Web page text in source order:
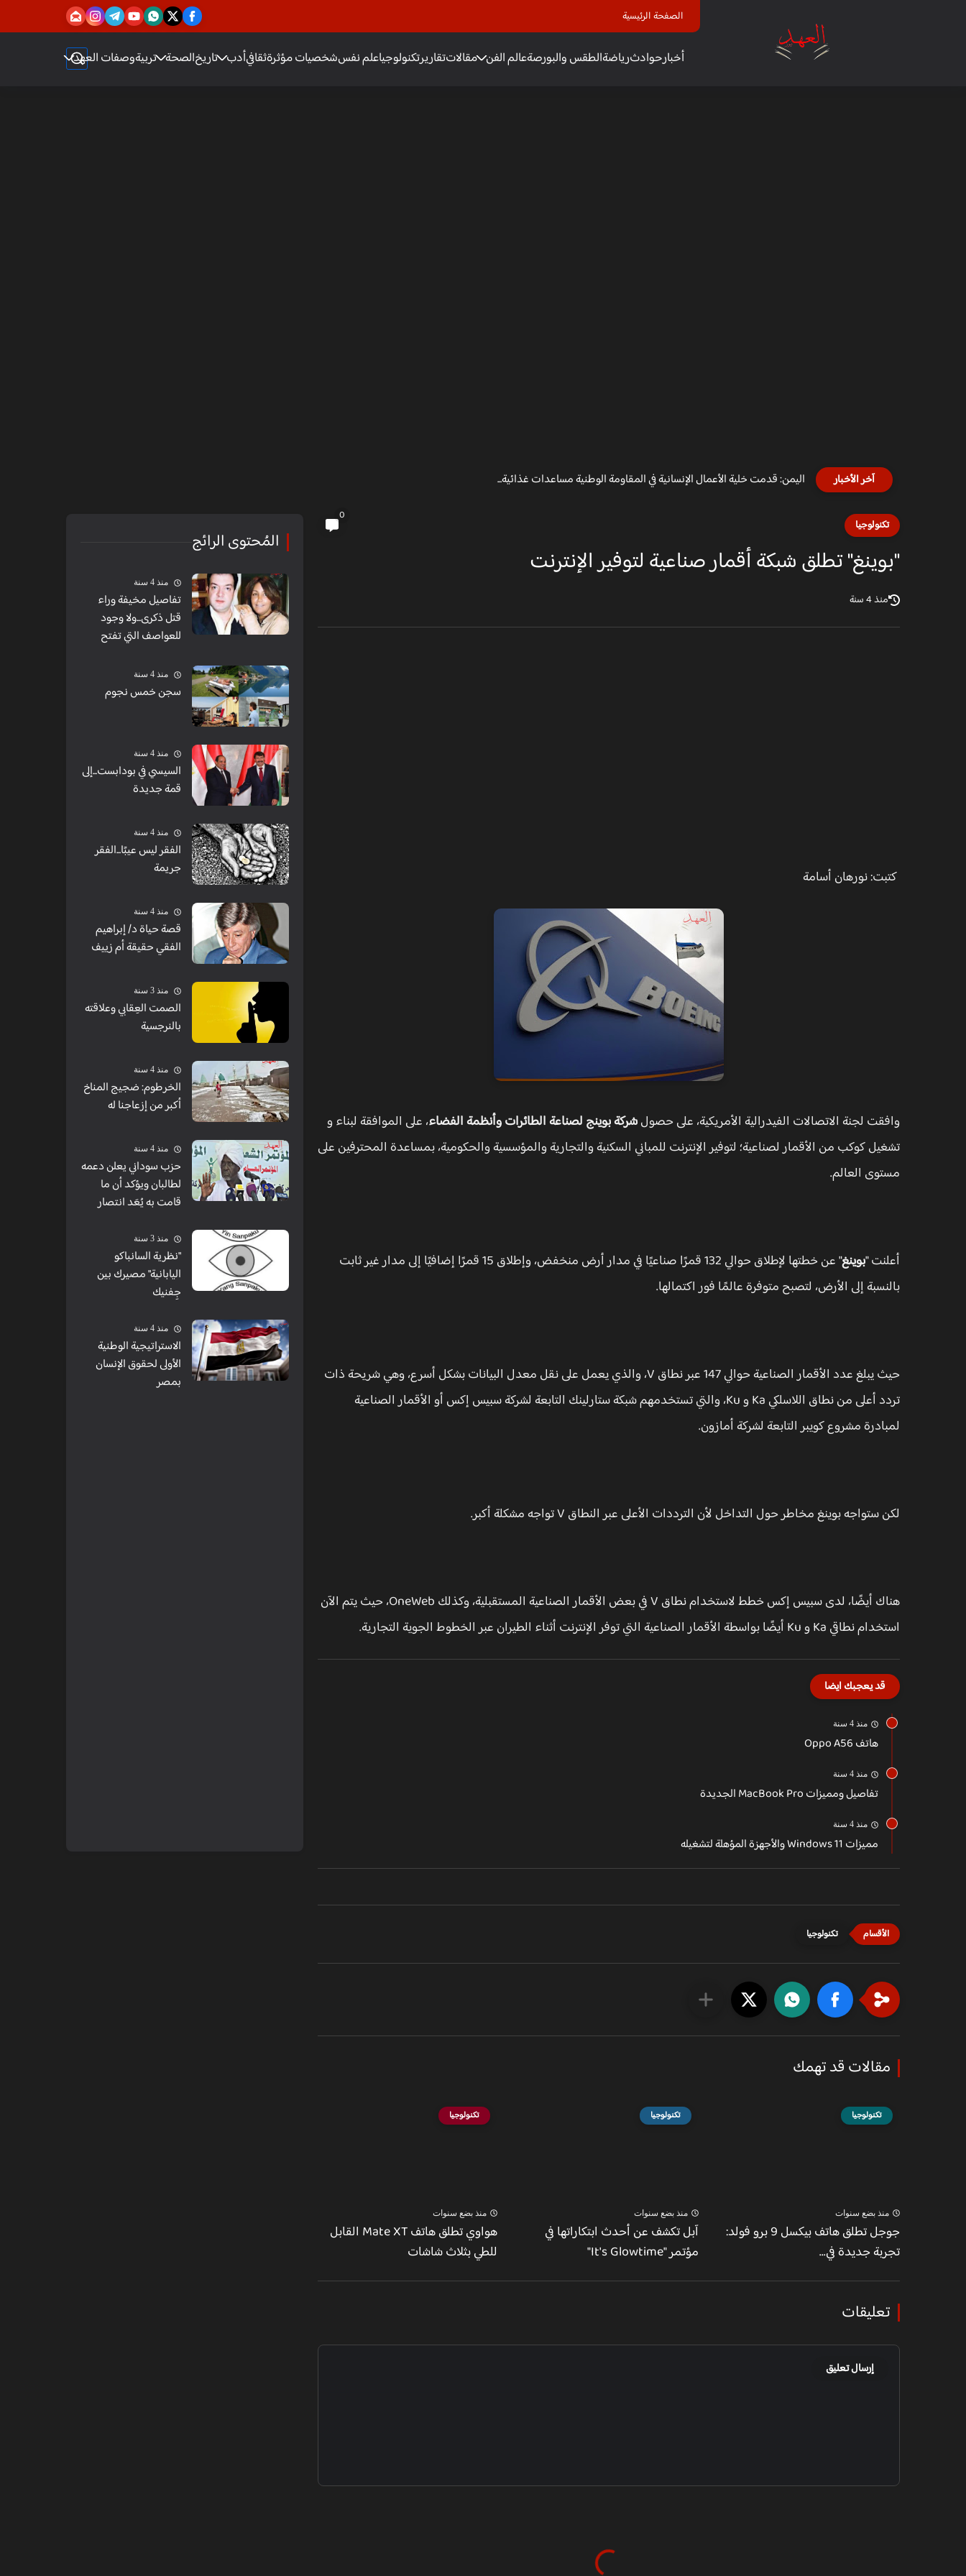
الصفحة الرئيسية
أخبارحوادثرياضةالطقس والبورصةعالم الفن مقالاتتقاريرتكنولوجياعلم نفسشخصيات مؤثرةثقافيأدب تاريخالصحة تربيةوصفات العهد
آخر الأخبار اليمن: قدمت خلية الأعمال الإنسانية في المقاومة الوطنية مساعدات غذائية...
تكنولوجيا
0
"بوينغ" تطلق شبكة أقمار صناعية لتوفير الإنترنت
منذ 4 سنة
كتبت: نورهان أسامة
وافقت لجنة الاتصالات الفيدرالية الأمريكية، على حصولشركة بوينج لصناعة الطائرات وأنظمة الفضاء، على الموافقة لبناء و
تشغيل كوكب من الأقمار لصناعية؛ لتوفير الإنترنت للمباني السكنية والتجارية والمؤسسية والحكومية، بمساعدة المحترفين على
مستوى العالم.
أعلنت "بوينغ
" عن خطتها لإطلاق حوالي 132 قمرًا صناعيًا في مدار أرض منخفض، وإطلاق 15 قمرًا إضافيًا إلى مدار غير ثابت
بالنسبة إلى الأرض، لتصبح متوفرة عالمًا فور اكتمالها.
حيث يبلغ عدد الأقمار الصناعية حوالي 147 عبر نطاق V، والذي يعمل على نقل معدل البيانات بشكل أسرع، وهي شريحة ذات
تردد أعلى من نطاق اللاسلكي Ka و Ku، والتي تستخدمهم شبكة ستارلينك التابعة لشركة سبيس إكس أو الأقمار الصناعية
لمبادرة مشروع كويبر التابعة لشركة أمازون.
لكن ستواجه بوينغ مخاطر حول التداخل لأن الترددات الأعلى عبر النطاق V تواجه مشكلة أكبر.
هناك أيضًا، لدى سبيس إكس خطط لاستخدام نطاق V في بعض الأقمار الصناعية المستقبلية، وكذلك OneWeb، حيث يتم الآن
استخدام نطاقي Ka و Ku أيضًا بواسطة الأقمار الصناعية التي توفر الإنترنت أثناء الطيران عبر الخطوط الجوية التجارية.
قد يعجبك ايضا
منذ 4 سنة
هاتف Oppo A56
منذ 4 سنة
تفاصيل ومميزات MacBook Pro الجديدة
منذ 4 سنة
مميزات Windows 11 والأجهزة المؤهلة لتشغيله
تكنولوجيا
مقالات قد تهمك
تكنولوجيا
منذ بضع سنوات
جوجل تطلق هاتف بيكسل 9 برو فولد:
تجربة جديدة في...
تكنولوجيا
منذ بضع سنوات
آبل تكشف عن أحدث ابتكاراتها في
مؤتمر "It's Glowtime"
تكنولوجيا
منذ بضع سنوات
هواوي تطلق هاتف Mate XT القابل
للطي بثلاث شاشات
تعليقات
إرسال تعليق
المُحتوى الرائج
منذ 4 سنة
تفاصيل مخيفة وراء
قتل ذكرى...ولا وجود
للعواصف التي تفتح
منذ 4 سنة
سجن خمس نجوم
منذ 4 سنة
السيسي في بودابست...إلى
قمة جديدة
منذ 4 سنة
الفقر ليس عيبًا...الفقر
جريمة
منذ 4 سنة
قصة حياة د/ إبراهيم
الفقي حقيقة أم زييف
منذ 3 سنة
الصمت العِقابي وعلاقته
بالنرجسية
منذ 4 سنة
الخرطوم: ضجيج المناخ
أكبر من إزعاجنا له
منذ 4 سنة
حزب سوداني يعلن دعمه
لطالبان ويؤكد أن ما
قامت به يُعَد انتصار
منذ 3 سنة
"نظرية السانباكو
اليابانية" مصيرك بين
جِفنيك
منذ 4 سنة
الاستراتيجية الوطنية
الأولى لحقوق الإنسان
بمصر